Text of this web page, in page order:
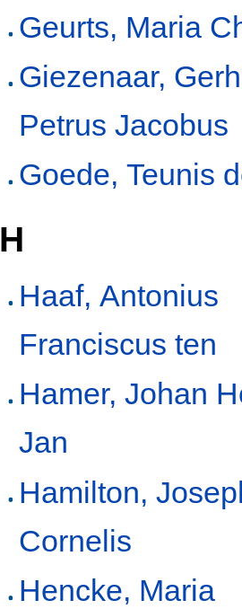
Geurts, Maria
Giezenaar,
Petrus Jacobus
Goede, Teunis
H
Haaf, Antonius
Franciscus ten
Hamer, Johan
Jan
Hamilton,
Cornelis
Hencke, Maria